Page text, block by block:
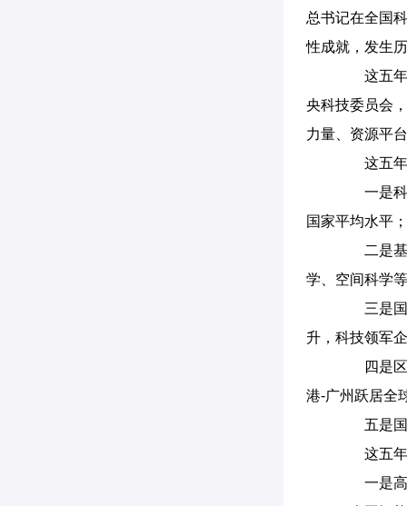
总书记在全国
性成就，发生
这五年，
央科技委员会
力量、资源平
这五年
一是科技
国家平均水平
二是基础
学、空间科学
三是国家
升，科技领军
四是区域
港-广州跃居全
五是国
这五年
一是高新